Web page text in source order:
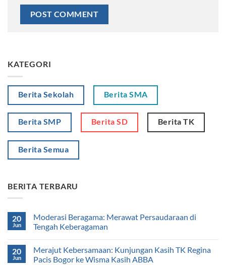
KATEGORI
Berita Sekolah Berita SMA
Berita SMP Berita SD Berita TK
Berita Semua
BERITA TERBARU
20
Jun
Moderasi Beragama: Merawat Persaudaraan di
Tengah Keberagaman
20
Jun
Merajut Kebersamaan: Kunjungan Kasih TK Regina
Pacis Bogor ke Wisma Kasih ABBA